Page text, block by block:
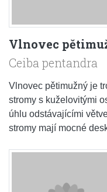
Vlnovec
Ceiba pentandra
Vlnovec pětimužný je
stromy s kuželovitými
úhlu odstávajícími
stromy mají mocné